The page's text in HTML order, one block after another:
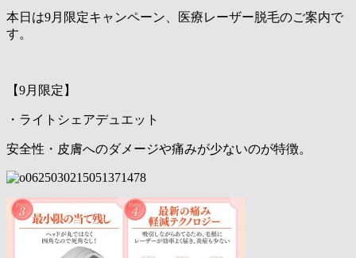
本日は9月限定キャンペーン、医療レーザー脱毛のご案内で
す。
【9月限定】
・ライトシェアデュエット
安全性・皮膚へのダメージや痛みが少ないのが特徴。